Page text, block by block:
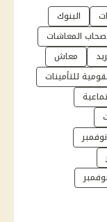
البنوك
المعاشات
معاش
للتأمينات